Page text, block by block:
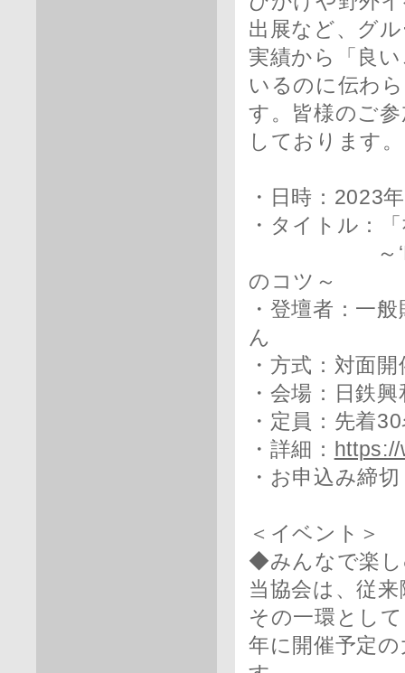
出展など、グ
実績から「良
いるのに伝わ
す。皆様のご
しております。
・日時：2023
・タイトル：
～‘H2Oサ
のコツ～
・登壇者：一
ん
・方式：対面開
・会場：日鉄
・定員：先着
・詳細：
・お申込み締
＜イベント＞
◆みんなで楽し
当協会は、従
その一環とし
年に開催予定